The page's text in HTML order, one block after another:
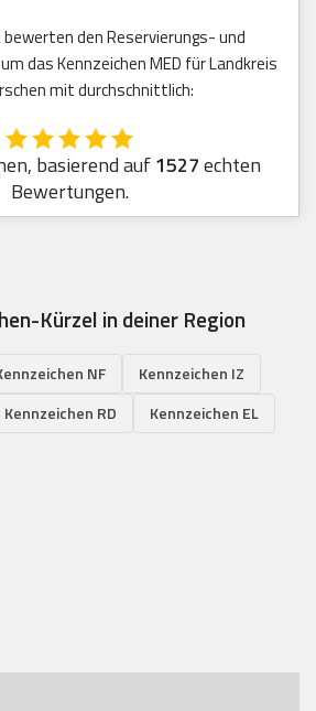
bewerten den Reservierungs- und
das Kennzeichen MED für Landkreis
mit durchschnittlich:
basierend auf1527echten
Bewertungen.
Kürzel in deiner Region
NF
Kennzeichen IZ
Kennzeichen RD Kennzeichen EL